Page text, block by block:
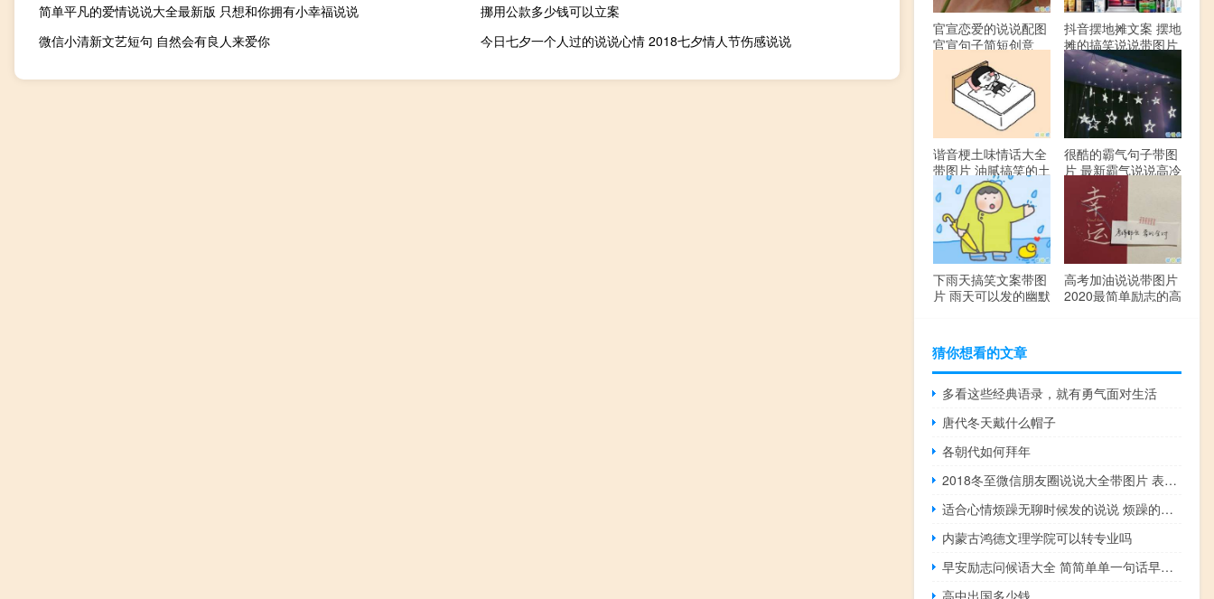
简单平凡的爱情说说大全最新版 只想和你拥有小幸福说说
挪用公款多少钱可以立案
微信小清新文艺短句 自然会有良人来爱你
今日七夕一个人过的说说心情 2018七夕情人节伤感说说
官宣恋爱的说说配图
官宣句子简短创意
抖音摆地摊文案 摆地
摊的搞笑说说带图片
谐音梗土味情话大全
带图片 油腻搞笑的土
味情话
很酷的霸气句子带图
片 最新霸气说说高冷
下雨天搞笑文案带图
片 雨天可以发的幽默
高考加油说说带图片
2020最简单励志的高
猜你想看的文章
多看这些经典语录，就有勇气面对生活
唐代冬天戴什么帽子
各朝代如何拜年
2018冬至微信朋友圈说说大全带图片 表达美好祝福的冬至说说
适合心情烦躁无聊时候发的说说 烦躁的心情就像用十除以三得出的结果一样
内蒙古鸿德文理学院可以转专业吗
早安励志问候语大全 简简单单一句话早安心语